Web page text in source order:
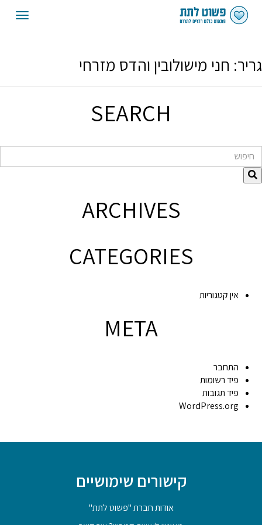
גריר: חני מישולובין והדס מזרחי
SEARCH
חיפוש
ARCHIVES
CATEGORIES
אין קטגוריות
META
התחבר
פיד רשומות
פיד תגובות
WordPress.org
קישורים שימושיים
אודות חברת "פשוט לתת"